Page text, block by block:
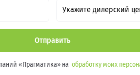
Укажите дилерский
Отправить
«Прагматика» на обработку моих